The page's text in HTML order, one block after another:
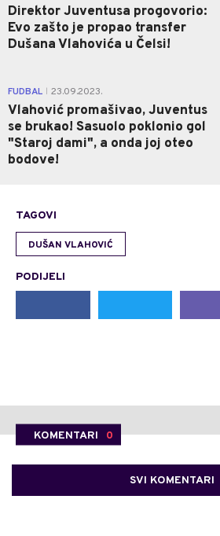
Direktor Juventusa progovorio:
Evo zašto je propao transfer
Dušana Vlahovića u Čelsi!
FUDBAL 23.09.2023.
Vlahović promašivao, Juventus
se brukao! Sasuolo poklonio gol
"Staroj dami", a onda joj oteo
bodove!
TAGOVI
DUŠAN VLAHOVIĆ
PODIJELI
KOMENTARI 0
SVI KOMENTARI